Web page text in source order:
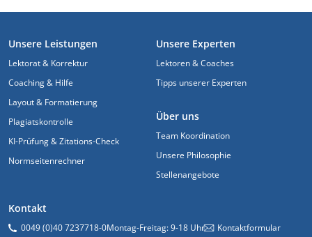
FUSSZEILE
Unsere Leistungen
Lektorat & Korrektur
Coaching & Hilfe
Layout & Formatierung
Plagiatskontrolle
KI-Prüfung & Zitations-Check
Normseitenrechner
Kontakt
0049 (0)40 7237718-0Montag-Freitag: 9-18 Uhr Kontaktformular
Unsere Experten
Lektoren & Coaches
Tipps unserer Experten
Über uns
Team Koordination
Unsere Philosophie
Stellenangebote